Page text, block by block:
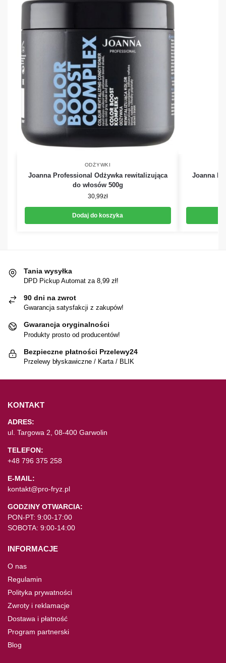
ODŻYWKI
Joanna Professional Odżywka rewitalizująca
do włosów 500g
30,99zł
Dodaj do koszyka
Joanna
Tania wysyłka
DPD Pickup Automat za 8,99 zł!
90 dni na zwrot
Gwarancja satysfakcji z zakupów!
Gwarancja oryginalności
Produkty prosto od producentów!
Bezpieczne płatności Przelewy24
Przelewy błyskawiczne / Karta / BLIK
KONTAKT
ADRES:
ul. Targowa 2, 08-400 Garwolin
TELEFON:
+48 796 375 258
E-MAIL:
kontakt@pro-fryz.pl
GODZINY OTWARCIA:
PON-PT: 9:00-17:00
SOBOTA: 9:00-14:00
INFORMACJE
O nas
Regulamin
Polityka prywatności
Zwroty i reklamacje
Dostawa i płatność
Program partnerski
Blog